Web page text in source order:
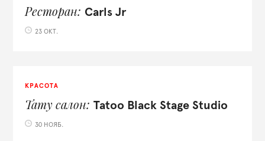
Ресторан Carls Jr
23 ОКТ.
КРАСОТА
Тату салон Tatoo Black Stage Studio
30 НОЯБ.